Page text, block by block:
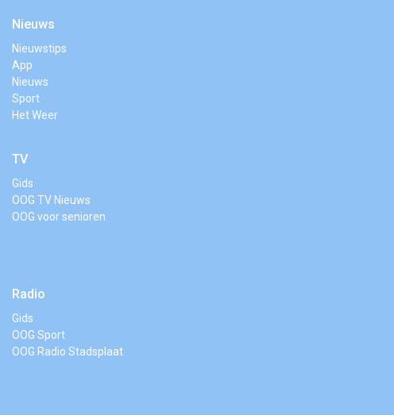
Nieuws
Nieuwstips
App
Nieuws
Sport
Het Weer
TV
Gids
OOG TV Nieuws
OOG voor senioren
Radio
Gids
OOG Sport
OOG Radio Stadsplaat